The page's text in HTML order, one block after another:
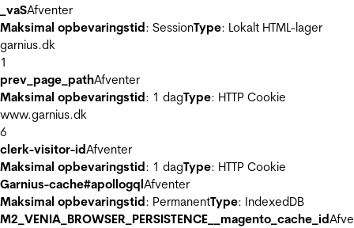
_vaSAfventer
Maksimal opbevaringstid: SessionType: Lokalt HTML-lager
garnius.dk
1
prev_page_pathAfventer
Maksimal opbevaringstid: 1 dagType: HTTP Cookie
www.garnius.dk
6
clerk-visitor-idAfventer
Maksimal opbevaringstid: 1 dagType: HTTP Cookie
Garnius-cache#apollogqlAfventer
Maksimal opbevaringstid: PermanentType: IndexedDB
M2_VENIA_BROWSER_PERSISTENCE__magento_cache_id